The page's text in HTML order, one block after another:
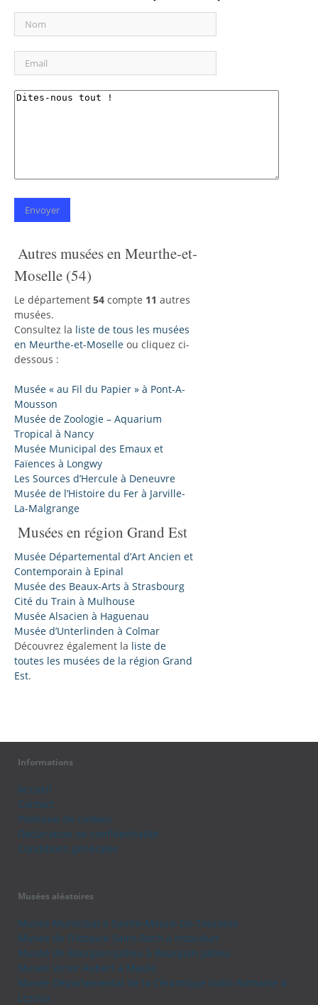
Autres musées en Meurthe-et-
Moselle (54)
Le département 54 compte 11 autres
musées.
Consultez la liste de tous les musées
en Meurthe-et-Moselle ou cliquez ci-
dessous :
Musée « au Fil du Papier » à Pont-A-
Mousson
Musée de Zoologie – Aquarium
Tropical à Nancy
Musée Municipal des Emaux et
Faïences à Longwy
Les Sources d’Hercule à Deneuvre
Musée de l’Histoire du Fer à Jarville-
La-Malgrange
Musées en région Grand Est
Musée Départemental d’Art Ancien et
Contemporain à Epinal
Musée des Beaux-Arts à Strasbourg
Cité du Train à Mulhouse
Musée Alsacien à Haguenau
Musée d’Unterlinden à Colmar
Découvrez également la liste de
toutes les musées de la région Grand
Est.
Informations
Accueil
Contact
Politique de cookies
Déclaration de confidentialité
Conditions générales
Musées aléatoires
Musée Municipal à Sainte-Maure-De-Touraine
Musée de l’Hospice Saint-Roch à Issoudun
Musée de Bourgoin-Jallieu à Bourgoin-Jallieu
Musée Victor Aubert à Maule
Musée Départemental de la Céramique Gallo-Romaine à
Lezoux